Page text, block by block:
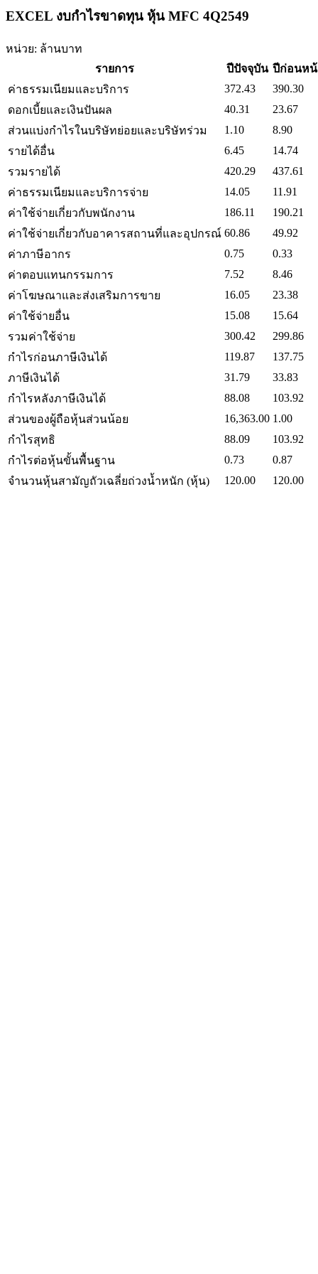
EXCEL งบกำไรขาดทุน หุ้น MFC 4Q2549
หน่วย: ล้านบาท
รายการ
ปีปัจจุบัน ปีก่อนห
ค่าธรรมเนียมและบริการ
372.43
390.30
ดอกเบี้ยและเงินปันผล
40.31
23.67
ส่วนแบ่งกำไรในบริษัทย่อยและบริษัทร่วม
1.10
8.90
รายได้อื่น
6.45
14.74
รวมรายได้
420.29
437.61
ค่าธรรมเนียมและบริการจ่าย
14.05
11.91
ค่าใช้จ่ายเกี่ยวกับพนักงาน
186.11
190.21
ค่าใช้จ่ายเกี่ยวกับอาคารสถานที่และอุปกรณ์ 60.86
49.92
ค่าภาษีอากร
0.75
0.33
ค่าตอบแทนกรรมการ
7.52
8.46
ค่าโฆษณาและส่งเสริมการขาย
16.05
23.38
ค่าใช้จ่ายอื่น
15.08
15.64
รวมค่าใช้จ่าย
300.42
299.86
กำไรก่อนภาษีเงินได้
119.87
137.75
ภาษีเงินได้
31.79
33.83
กำไรหลังภาษีเงินได้
88.08
103.92
ส่วนของผู้ถือหุ้นส่วนน้อย
16,363.00 1.00
กำไรสุทธิ
88.09
103.92
กำไรต่อหุ้นขั้นพื้นฐาน
0.73
0.87
จำนวนหุ้นสามัญถัวเฉลี่ยถ่วงน้ำหนัก (หุ้น)
120.00 120.00